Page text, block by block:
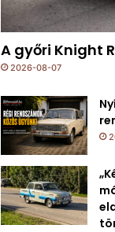
A győri Knight
2026-08-07